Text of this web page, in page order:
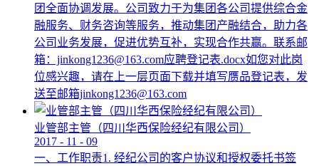
团全面协调发展。公司致力于为集团各公司提供综合金
融服务、财务咨询等服务，推动集团产融结合，助力各
公司业务发展，促进优势互补，实现合作共赢。联系邮
箱：jinkong1236@163.com应聘登记表.docx如您对此岗
位感兴趣，请在上一层页面下载并填写赝品登记表，发
送至邮箱jinkong1236@163.com
业管部主管（四川华西保险经纪有限公司）
2017 - 11 - 09
一、工作职责1. 经纪公司的客户协议和授权委托书签